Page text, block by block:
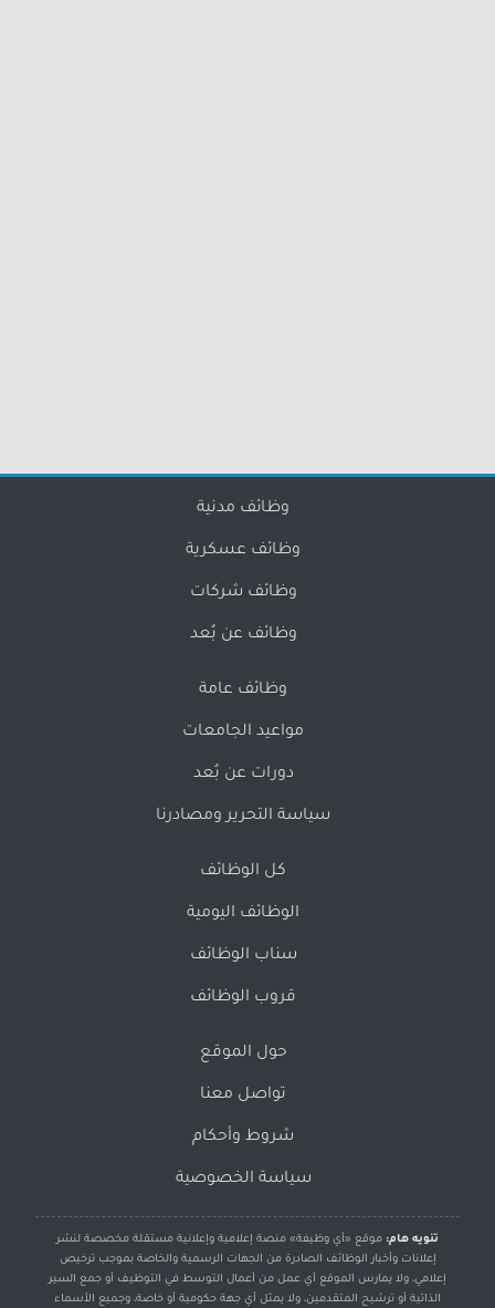
وظائف مدنية
وظائف عسكرية
وظائف شركات
وظائف عن بُعد
وظائف عامة
مواعيد الجامعات
دورات عن بُعد
سياسة التحرير ومصادرنا
كل الوظائف
الوظائف اليومية
سناب الوظائف
قروب الوظائف
حول الموقع
تواصل معنا
شروط وأحكام
سياسة الخصوصية
تنويه هام: موقع «أي وظيفة» منصة إعلامية وإعلانية مستقلة مخصصة لنشر
إعلانات وأخبار الوظائف الصادرة من الجهات الرسمية والخاصة بموجب ترخيص
إعلامي، ولا يمارس الموقع أي عمل من أعمال التوسط في التوظيف أو جمع السير
الذاتية أو ترشيح المتقدمين، ولا يمثل أي جهة حكومية أو خاصة، وجميع الأسماء